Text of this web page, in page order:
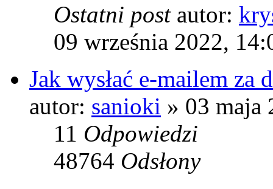
Ostatni post autor:
09 września 2022,
Jak wysłać e-mailem za
autor: sanioki » 03 maja
11 Odpowiedzi
48764 Odsłony